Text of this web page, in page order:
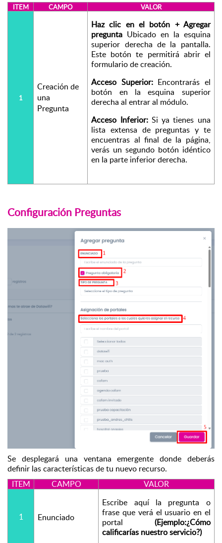
ITEM CAMPO VALOR
1
Creación de
una
Pregunta
Haz clic en el botón + Agregar
pregunta Ubicado en la esquina
superior derecha de la pantalla.
Este botón te permitirá abrir el
formulario de creación.
Acceso Superior: Encontrarás el
botón en la esquina superior
derecha al entrar al módulo.
Acceso Inferior: Si ya tienes una
lista extensa de preguntas y te
encuentras al final de la página,
verás un segundo botón idéntico
en la parte inferior derecha.
Configuración Preguntas
Se desplegará una ventana emergente donde deberás
definir las características de tu nuevo recurso.
ITEM
CAMPO VALOR
1 Enunciado
Escribe aquí la pregunta o
frase que verá el usuario en el
portal (Ejemplo:¿Cómo
calificarías nuestro servicio?)